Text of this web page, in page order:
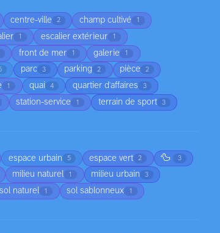
centre-ville 2 champ cultivé 1
1 escalier extérieur 1
front de mer 1 galerie 1
parc 3 parking 2 pièce 2
1 quai 4 quartier d'affaires 3
station-service 1 terrain de sport 3
espace urbain 5 espace vert 2 🦆 3
milieu naturel 1 milieu urbain 3
sol naturel 1 sol sablonneux 1